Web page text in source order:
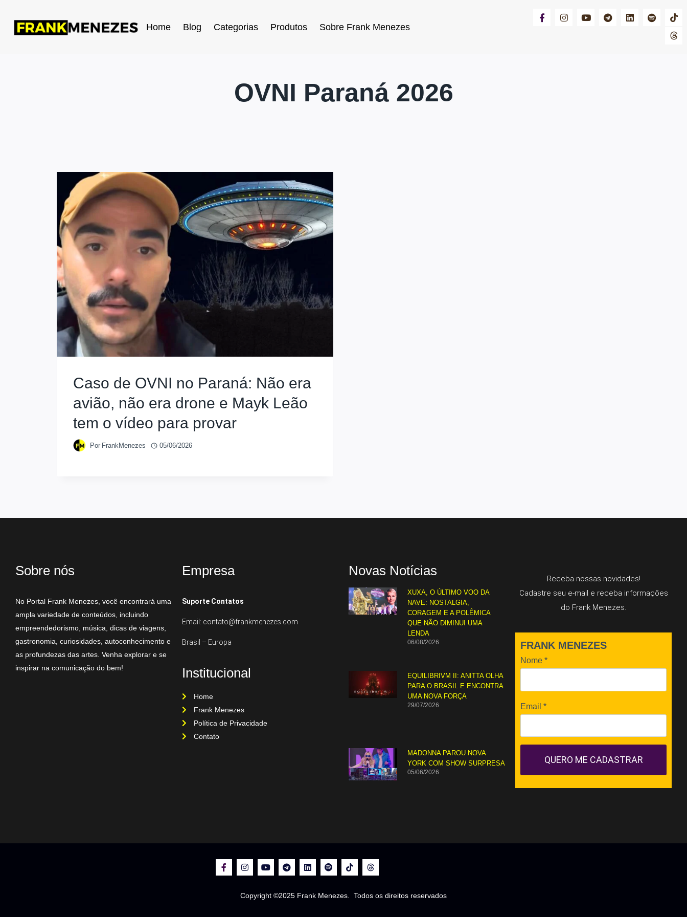
Home Blog Categorias Produtos Sobre Frank Menezes
OVNI Paraná 2026
Caso de OVNI no Paraná: Não era
avião, não era drone e Mayk Leão
tem o vídeo para provar
Por FrankMenezes 05/06/2026
Sobre nós
No Portal Frank Menezes, você encontrará uma
ampla variedade de conteúdos, incluindo
empreendedorismo, música, dicas de viagens,
gastronomia, curiosidades, autoconhecimento e
as profundezas das artes. Venha explorar e se
inspirar na comunicação do bem!
Empresa
Suporte Contatos
Email: contato@frankmenezes.com
Brasil – Europa
Institucional
Home
Frank Menezes
Política de Privacidade
Contato
Novas Notícias
XUXA, O ÚLTIMO VOO DA
NAVE: NOSTALGIA,
CORAGEM E A POLÊMICA
QUE NÃO DIMINUI UMA
LENDA
06/08/2026
EQUILIBRIVM II: ANITTA OLHA
PARA O BRASIL E ENCONTRA
UMA NOVA FORÇA
29/07/2026
MADONNA PAROU NOVA
YORK COM SHOW SURPRESA
05/06/2026
Receba nossas novidades!
Cadastre seu e-mail e receba informações
do Frank Menezes.
FRANK MENEZES
Nome *
Email *
QUERO ME CADASTRAR
Copyright ©2025 Frank Menezes. Todos os direitos reservados